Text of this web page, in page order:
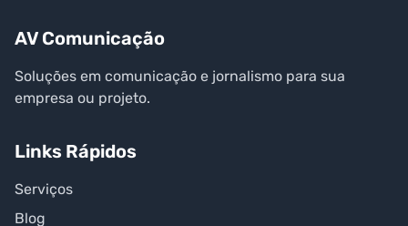
AV Comunicação
Soluções em comunicação e jornalismo para sua
empresa ou projeto.
Links Rápidos
Serviços
Blog